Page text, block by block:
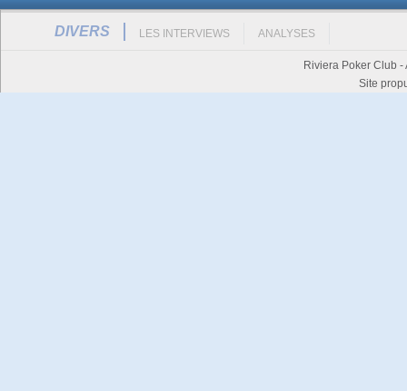
DIVERS LES INTERVIEWS ANALYSES
Riviera Poker Club
Site